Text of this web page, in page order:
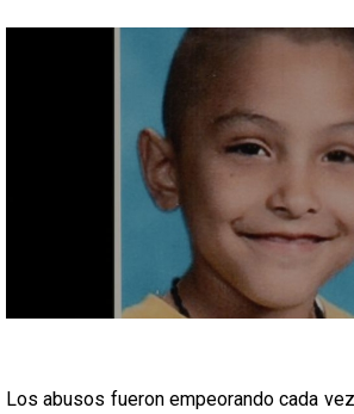
Los abusos fueron empeorando cada